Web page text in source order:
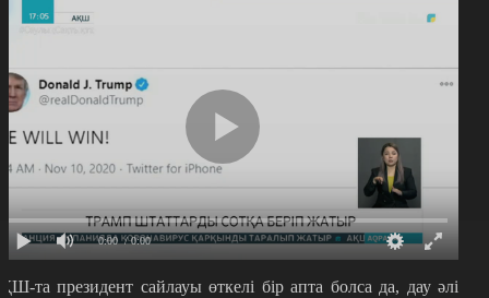
0:00 / 0:00
та президент сайлауы өткелі бір апта болса да, дау әлі